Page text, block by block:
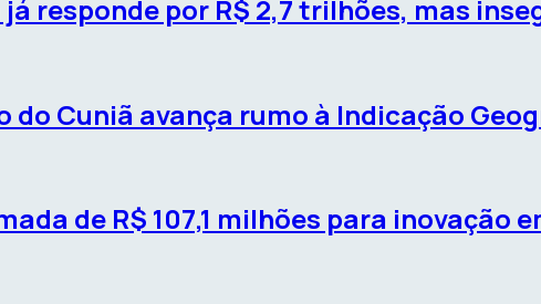
responde por R$ 2,7 trilhões, mas
do Cuniã avança rumo à Indicação
de R$ 107,1 milhões para inovação